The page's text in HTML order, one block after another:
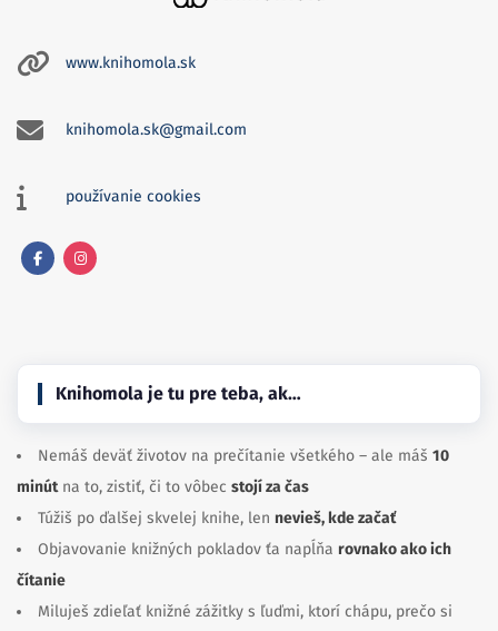
www.knihomola.sk
knihomola.sk@gmail.com
používanie cookies
Knihomola je tu pre teba, ak…
Nemáš deväť životov na prečítanie všetkého – ale máš 10
minútna to, zistiť, či to vôbec stojí za čas
Túžiš po ďalšej skvelej knihe, len nevieš, kde začať
Objavovanie knižných pokladov ťa napĺňa rovnako ako ich
čítanie
Miluješ zdieľať knižné zážitky s ľuďmi, ktorí chápu, prečo si